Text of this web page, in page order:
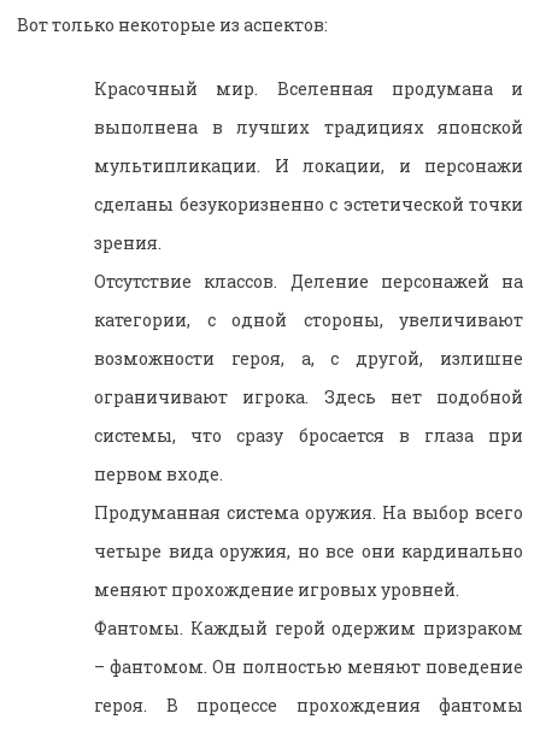
Вот только некоторые из аспектов:
Красочный мир. Вселенная продумана и
выполнена в лучших традициях японской
мультипликации. И локации, и персонажи
сделаны безукоризненно с эстетической точки
зрения.
Отсутствие классов. Деление персонажей на
категории, с одной стороны, увеличивают
возможности героя, а, с другой, излишне
ограничивают игрока. Здесь нет подобной
системы, что сразу бросается в глаза при
первом входе.
Продуманная система оружия. На выбор всего
четыре вида оружия, но все они кардинально
меняют прохождение игровых уровней.
Фантомы. Каждый герой одержим призраком
– фантомом. Он полностью меняют поведение
героя. В процессе прохождения фантомы